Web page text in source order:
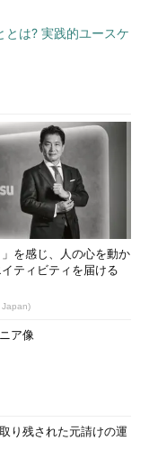
とは? 実践的ユースケ
」を感じ、人の心を動か
ティビティを届ける
Japan)
ア像
り残された元請けの運